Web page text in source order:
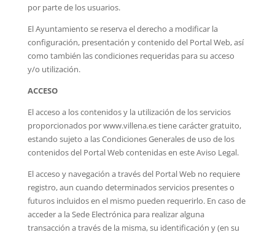
por parte de los usuarios.
El Ayuntamiento se reserva el derecho a modificar la
configuración, presentación y contenido del Portal Web, así
como también las condiciones requeridas para su acceso
y/o utilización.
ACCESO
El acceso a los contenidos y la utilización de los servicios
proporcionados por www.villena.es tiene carácter gratuito,
estando sujeto a las Condiciones Generales de uso de los
contenidos del Portal Web contenidas en este Aviso Legal.
El acceso y navegación a través del Portal Web no requiere
registro, aun cuando determinados servicios presentes o
futuros incluidos en el mismo pueden requerirlo. En caso de
acceder a la Sede Electrónica para realizar alguna
transacción a través de la misma, su identificación y (en su